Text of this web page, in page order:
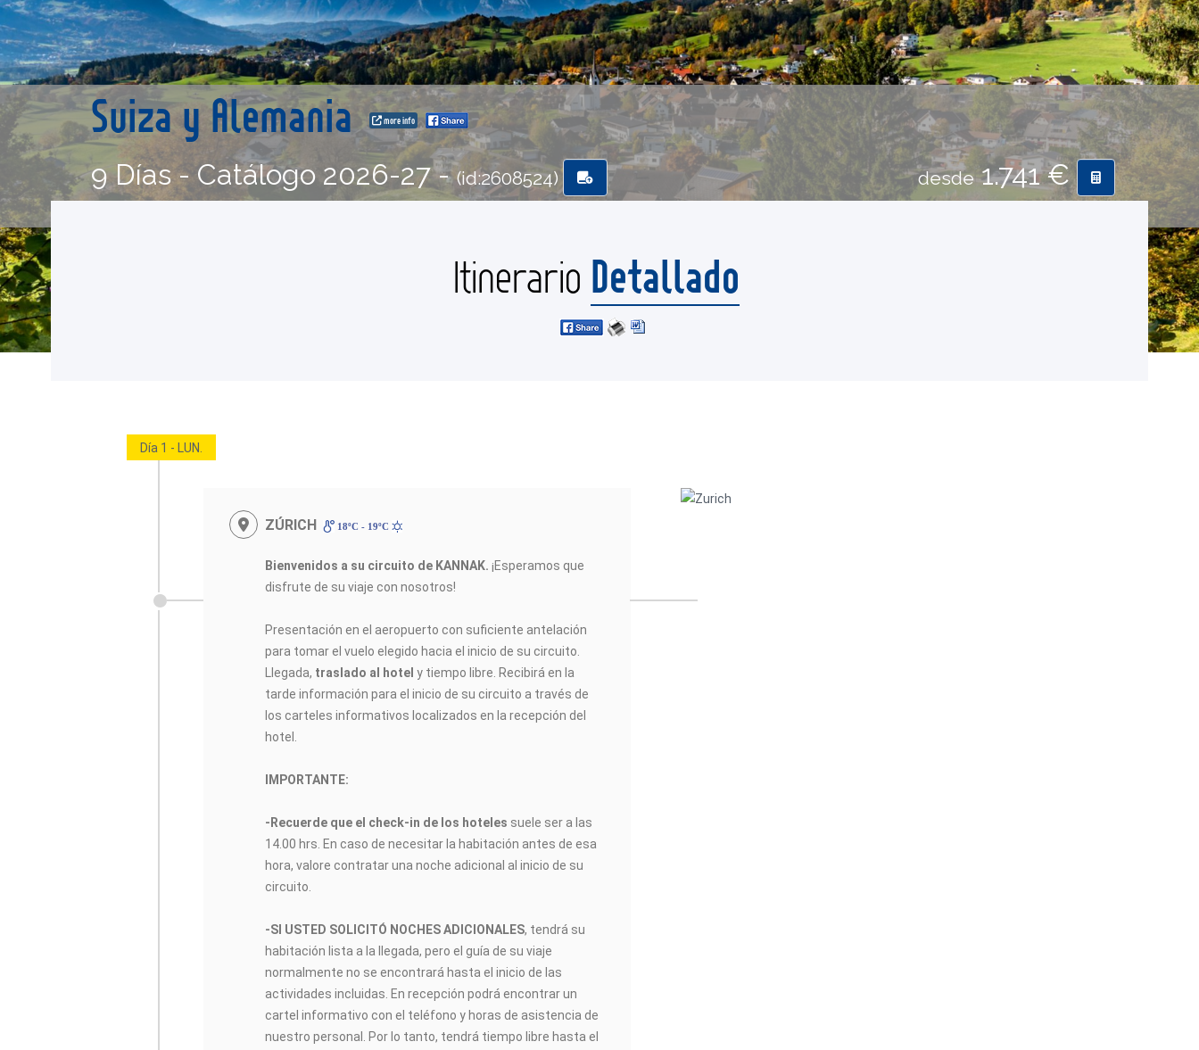
Suiza y Alemania more info
9 Días - Catálogo 2026-27 -(id:2608524) desde1.741 €
Itinerario Detallado
Día 1 - LUN.
ZÚRICH 18ºC - 19ºC
Bienvenidos a su circuito de KANNAK.¡Esperamos que
disfrute de su viaje con nosotros!
Presentación en el aeropuerto con suficiente antelación
para tomar el vuelo elegido hacia el inicio de su circuito.
Llegada, traslado al hotely tiempo libre. Recibirá en la
tarde información para el inicio de su circuito a través de
los carteles informativos localizados en la recepción del
hotel.
IMPORTANTE:
-Recuerde que el check-in de los hoteles suele ser a las
14.00 hrs. En caso de necesitar la habitación antes de esa
hora, valore contratar una noche adicional al inicio de su
circuito.
-SI USTED SOLICITÓ NOCHES ADICIONALES, tendrá su
habitación lista a la llegada, pero el guía de su viaje
normalmente no se encontrará hasta el inicio de las
actividades incluidas. En recepción podrá encontrar un
cartel informativo con el teléfono y horas de asistencia de
nuestro personal. Por lo tanto, tendrá tiempo libre hasta el